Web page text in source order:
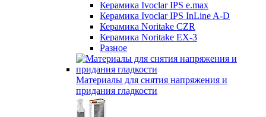
Керамика Ivoclar IPS e.max
Керамика Ivoclar IPS InLine A-D
Керамика Noritake CZR
Керамика Noritake EX-3
Разное
Материалы для снятия напряжения и
придания гладкости